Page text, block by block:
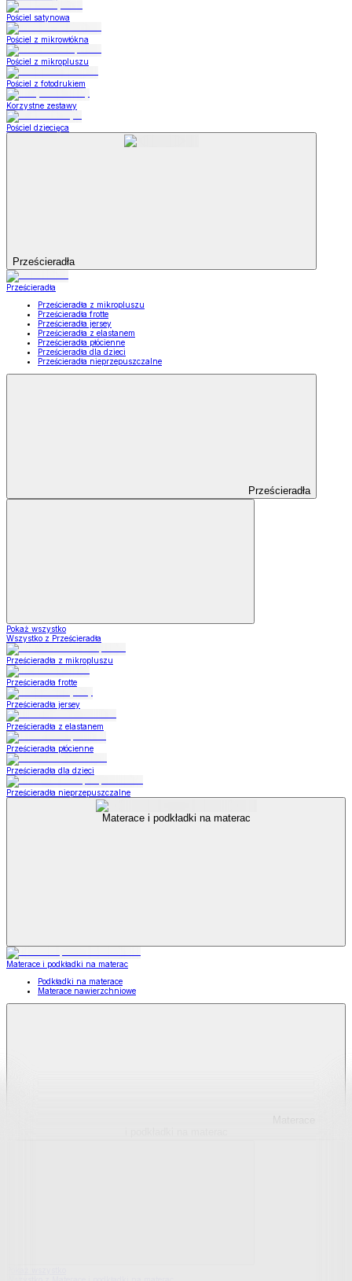
Pościel satynowa
Pościel z mikrowłókna
Pościel z mikropluszu
Pościel z fotodrukiem
Korzystne zestawy
Pościel dziecięca
Prześcieradła
Prześcieradła
Prześcieradła z mikropluszu
Prześcieradła frotte
Prześcieradła jersey
Prześcieradła z elastanem
Prześcieradła płócienne
Prześcieradła dla dzieci
Prześcieradła nieprzepuszczalne
Prześcieradła
Pokaż wszystko
Wszystko z Prześcieradła
Prześcieradła z mikropluszu
Prześcieradła frotte
Prześcieradła jersey
Prześcieradła z elastanem
Prześcieradła płócienne
Prześcieradła dla dzieci
Prześcieradła nieprzepuszczalne
Materace i podkładki na materac
Materace i podkładki na materac
Podkładki na materace
Materace nawierzchniowe